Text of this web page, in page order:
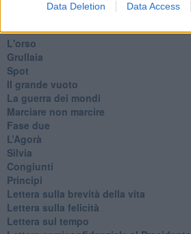
Data Deletion Data Access
Commissari
L'orso
Grullaia
Spot
​Il grande vuoto
​La guerra dei mondi
Marciare non marcire
Fase due
L’Agorà
Silvia
Congiunti
Principi
​Lettera sulla brevità della vita
​Lettera sulla felicità
​Lettera sul tempo